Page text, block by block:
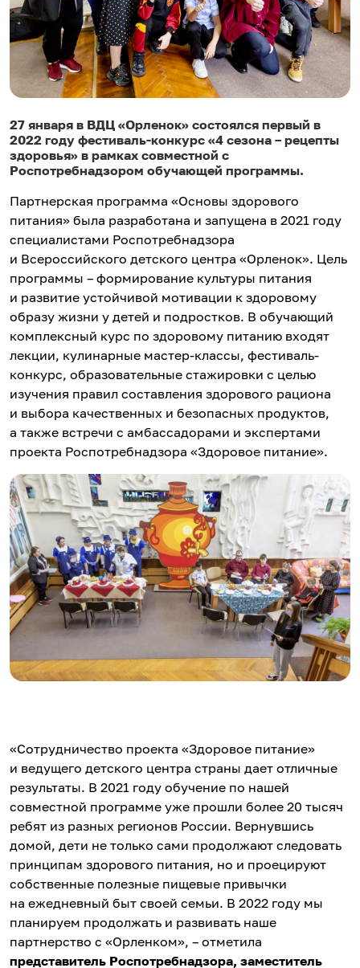
27 января в ВДЦ «Орленок» состоялся первый в
2022 году фестиваль-конкурс «4 сезона – рецепты
здоровья» в рамках совместной с
Роспотребнадзором обучающей программы.
Партнерская программа «Основы здорового
питания» была разработана и запущена в 2021 году
специалистами Роспотребнадзора
и Всероссийского детского центра «Орленок». Цель
программы – формирование культуры питания
и развитие устойчивой мотивации к здоровому
образу жизни у детей и подростков. В обучающий
комплексный курс по здоровому питанию входят
лекции, кулинарные мастер-классы, фестиваль-
конкурс, образовательные стажировки с целью
изучения правил составления здорового рациона
и выбора качественных и безопасных продуктов,
а также встречи с амбассадорами и экспертами
проекта Роспотребнадзора «Здоровое питание».
«Сотрудничество проекта «Здоровое питание»
и ведущего детского центра страны дает отличные
результаты. В 2021 году обучение по нашей
совместной программе уже прошли более 20 тысяч
ребят из разных регионов России. Вернувшись
домой, дети не только сами продолжают следовать
принципам здорового питания, но и проецируют
собственные полезные пищевые привычки
на ежедневный быт своей семьи. В 2022 году мы
планируем продолжать и развивать наше
партнерство с «Орленком», – отметила
представитель Роспотребнадзора, заместитель